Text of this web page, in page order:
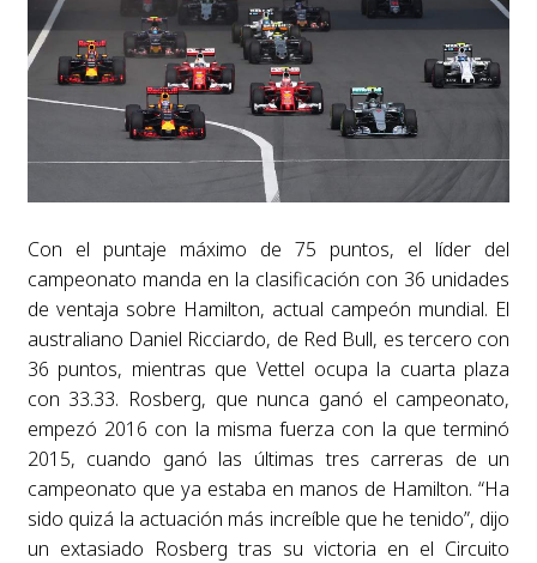
Con el puntaje máximo de 75 puntos, el líder del
campeonato manda en la clasificación con 36 unidades
de ventaja sobre Hamilton, actual campeón mundial. El
australiano Daniel Ricciardo, de Red Bull, es tercero con
36 puntos, mientras que Vettel ocupa la cuarta plaza
con 33.33. Rosberg, que nunca ganó el campeonato,
empezó 2016 con la misma fuerza con la que terminó
2015, cuando ganó las últimas tres carreras de un
campeonato que ya estaba en manos de Hamilton. “Ha
sido quizá la actuación más increíble que he tenido”, dijo
un extasiado Rosberg tras su victoria en el Circuito